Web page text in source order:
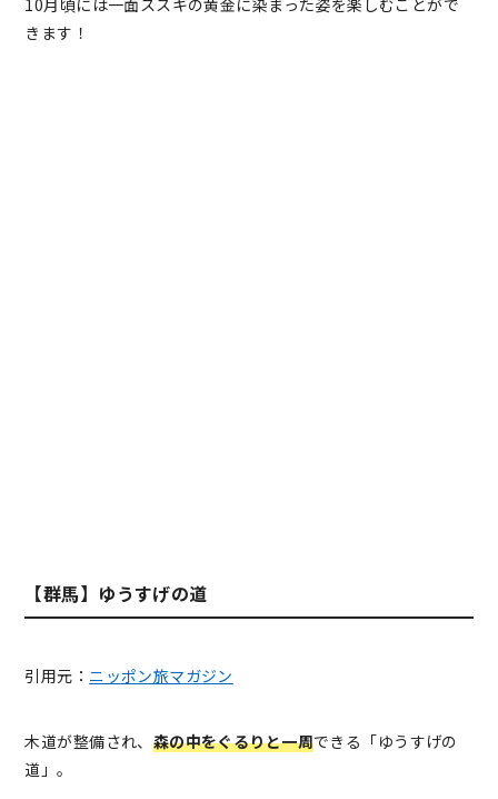
10月頃には一面ススキの黄金に染まった姿を楽しむことがで
きます！
【群馬】ゆうすげの道
引用元： ニッポン旅マガジン
木道が整備され、 森の中をぐるりと一周できる「ゆうすげの
道」。